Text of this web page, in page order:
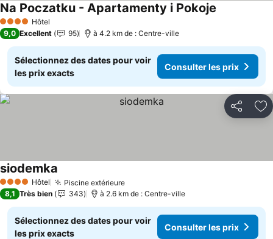
4 Étoiles Hôtel
Na Poczatku - Apartamenty i Pokoje
9,0 Excellent 95 à 4.2 km de : Centre-ville
Sélectionnez des dates pour voir
les prix exacts
Consulter les prix
Partager
4 Étoiles Hôtel Piscine extérieureConsulter les prix
siodemka
8,1 Très bien 343 à 2.6 km de : Centre-ville
Sélectionnez des dates pour voir
les prix exacts
Consulter les prix